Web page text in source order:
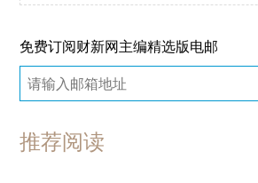
免费订阅财新网主编精选版电邮
推荐阅读